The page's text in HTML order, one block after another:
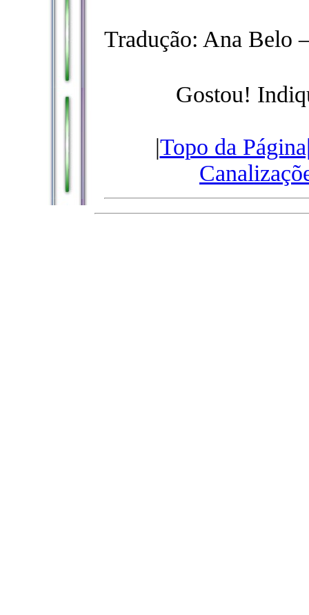
Tradução: Ana Belo
Gostou!
|Topo da